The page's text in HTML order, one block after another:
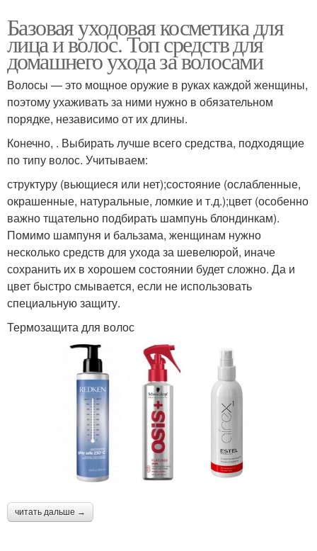
Базовая уходовая косметика для
лица и волос. Топ средств для
домашнего ухода за волосами
Волосы — это мощное оружие в руках каждой женщины,
поэтому ухаживать за ними нужно в обязательном
порядке, независимо от их длины.
Конечно, . Выбирать лучше всего средства, подходящие
по типу волос. Учитываем:
структуру (вьющиеся или нет);состояние (ослабленные,
окрашенные, натуральные, ломкие и т.д.);цвет (особенно
важно тщательно подбирать шампунь блондинкам).
Помимо шампуня и бальзама, женщинам нужно
несколько средств для ухода за шевелюрой, иначе
сохранить их в хорошем состоянии будет сложно. Да и
цвет быстро смывается, если не использовать
специальную защиту.
Термозащита для волос
читать дальше →